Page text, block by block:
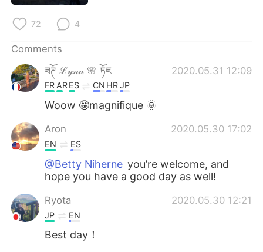
日本語
Русский
Indonesia Italiano
Türkçe Tiếng Việt
Português
72 4
Comments
ཟཊོ ℒ𝓎𝓃𝒶 🌸 ཏོཇ
2020.05.31 12:09
FR ARES CN HRJP
Woow 🤩magnifique 🌞
Aron 2020.05.30 17:02
EN ES
@Betty Niherne you’re welcome, and
hope you have a good day as well!
Ryota 2020.05.30 12:21
JP EN
Best day！